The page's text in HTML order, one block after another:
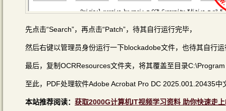
先点击“Search”，再点击“Patch”，待其自行运行完毕，
然后右键以管理员身份运行一下blockadobe文件，也待其自行
最后，复制OCRResources文件夹，将其覆盖至目录
至此，PDF处理软件Adobe Acrobat Pro DC 2025.001.20435
本站推荐阅读： 获取2000G计算机IT视频学习资料 助你快速走